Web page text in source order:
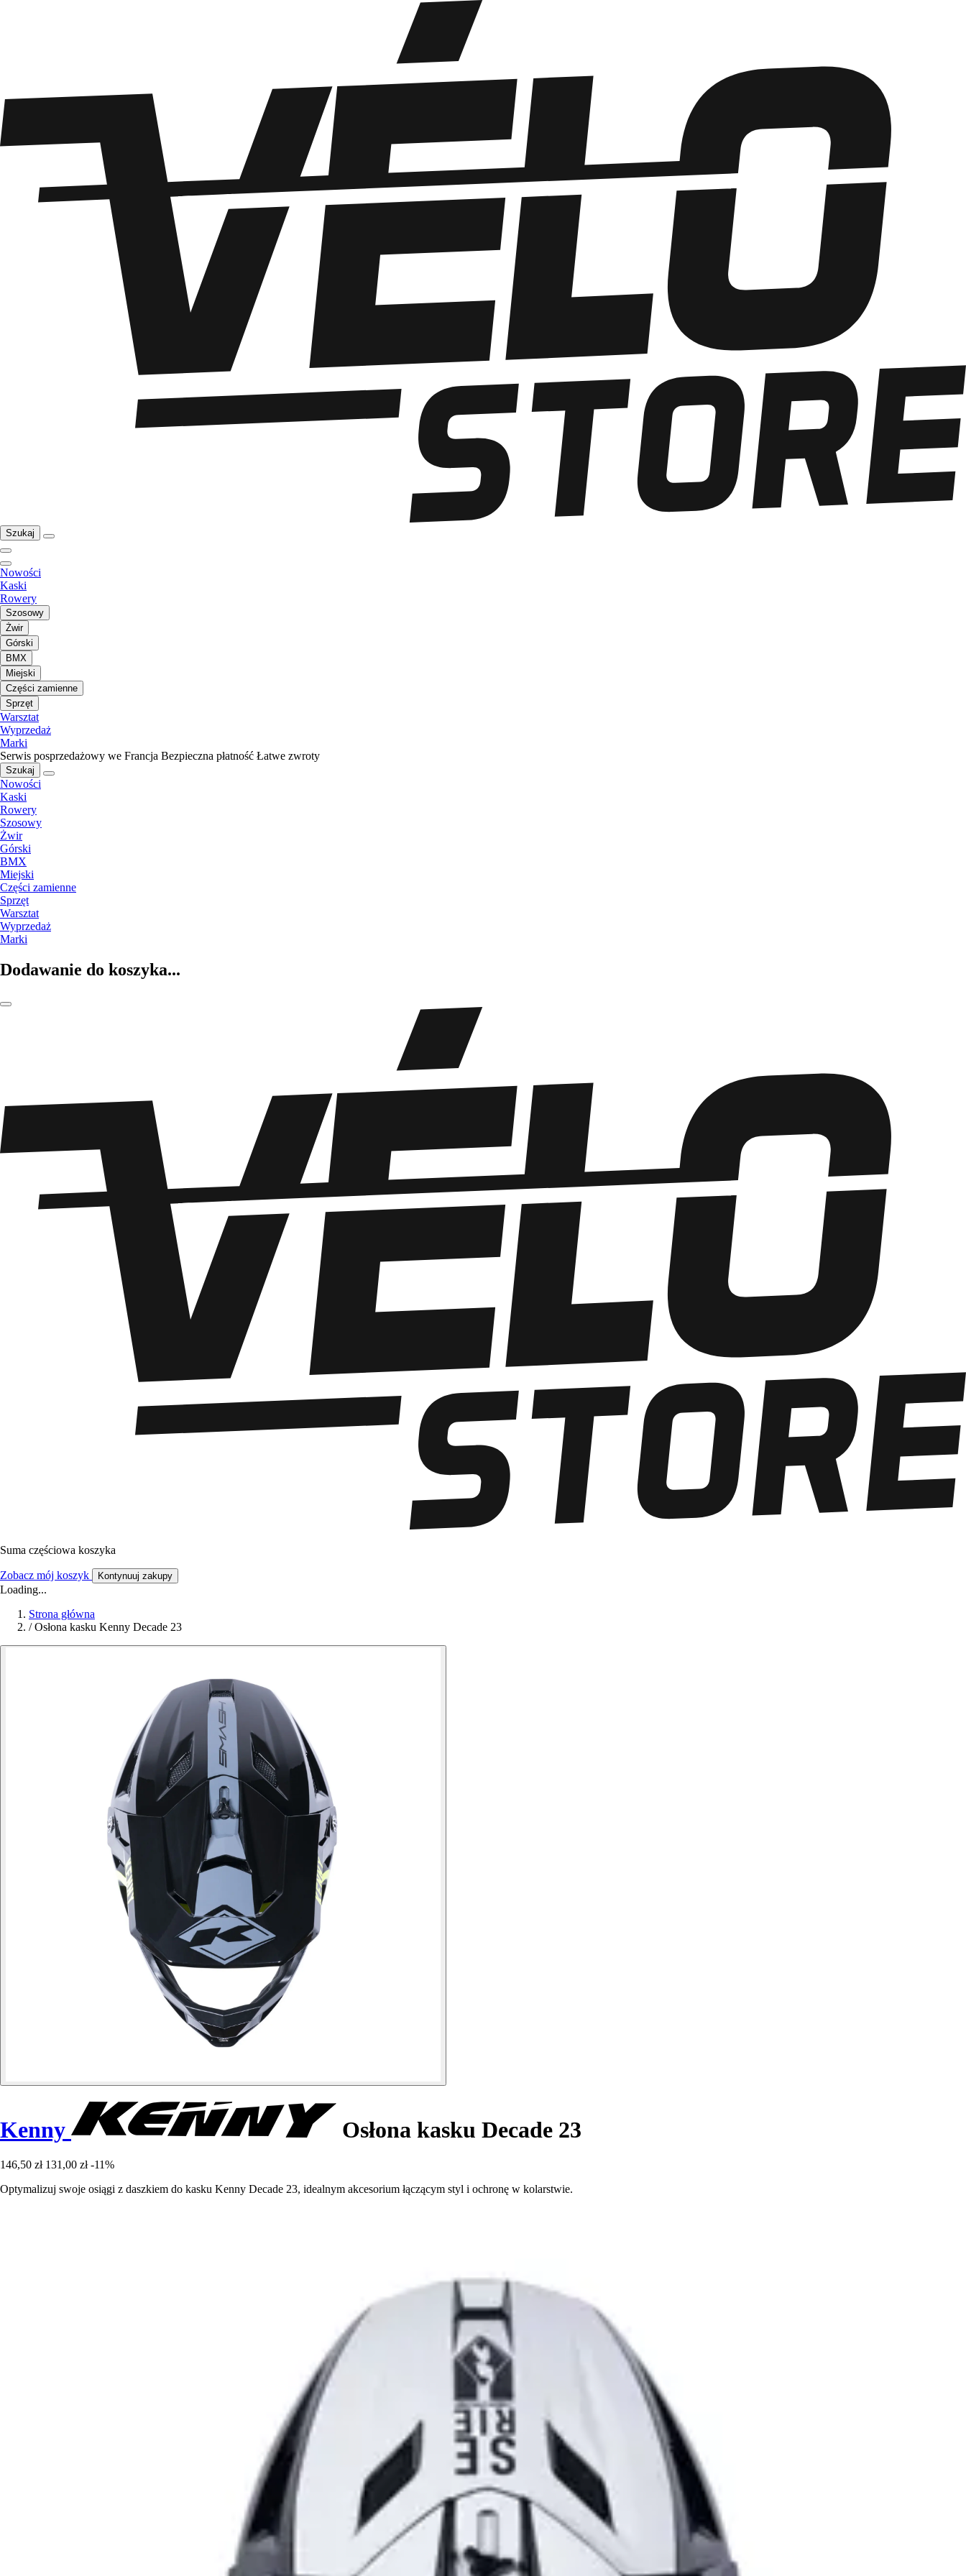
Szukaj
Nowości
Kaski
Rowery
Szosowy
Żwir
Górski
BMX
Miejski
Części zamienne
Sprzęt
Warsztat
Wyprzedaż
Marki
Serwis posprzedażowy we Francja Bezpieczna płatność Łatwe zwroty
Szukaj
Nowości
Kaski
Rowery
Szosowy
Żwir
Górski
BMX
Miejski
Części zamienne
Sprzęt
Warsztat
Wyprzedaż
Marki
Dodawanie do koszyka...
Suma częściowa koszyka
Zobacz mój koszyk Kontynuuj zakupy
Loading...
Strona główna
/ Osłona kasku Kenny Decade 23
Kenny Osłona kasku Decade 23
146,50 zł 131,00 zł -11%
Optymalizuj swoje osiągi z daszkiem do kasku Kenny Decade 23, idealnym akcesorium łączącym styl i ochronę w kolarstwie.